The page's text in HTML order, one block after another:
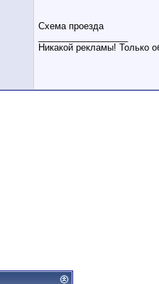
Схема проезда
Никакой рекламы! Только